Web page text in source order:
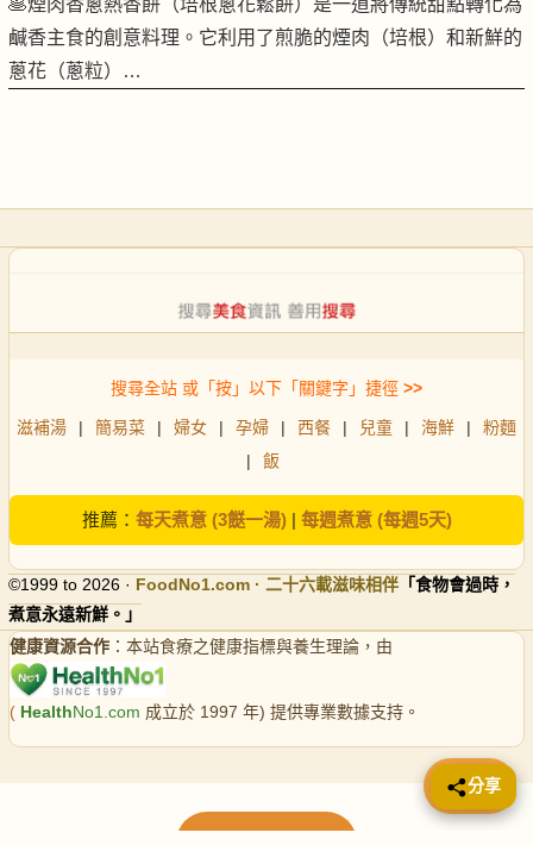
🥞煙肉香蔥熱香餅（培根蔥花鬆餅）是一道將傳統甜點轉化為
鹹香主食的創意料理。它利用了煎脆的煙肉（培根）和新鮮的
蔥花（蔥粒）…
搜尋全站 或「按」以下「關鍵字」捷徑 >>
滋補湯 | 簡易菜 | 婦女 | 孕婦 | 西餐 | 兒童 | 海鮮 |
粉麵
|
飯
推薦： 每天煮意 (3餸一湯)| 每週煮意 (每週5天)
©1999 to 2026 · FoodNo1.com · 二十六載滋味相伴 「食物會過時，
煮意永遠新鮮。」
健康資源合作 ：本站食療之健康指標與養生理論，由
( HealthNo1.com 成立於 1997 年) 提供專業數據支持。
📤 分享
分享